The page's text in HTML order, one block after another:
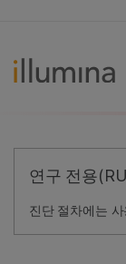
연구 전용
진단 절차에는